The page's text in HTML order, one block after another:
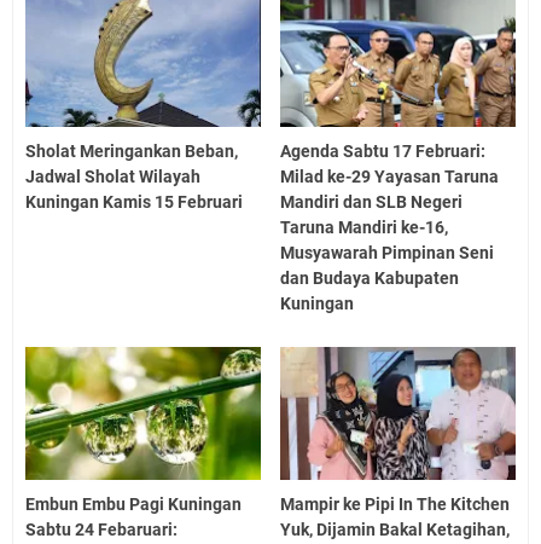
Sholat Meringankan Beban,
Jadwal Sholat Wilayah
Kuningan Kamis 15 Februari
Agenda Sabtu 17 Februari:
Milad ke-29 Yayasan Taruna
Mandiri dan SLB Negeri
Taruna Mandiri ke-16,
Musyawarah Pimpinan Seni
dan Budaya Kabupaten
Kuningan
Embun Embu Pagi Kuningan
Sabtu 24 Febaruari:
Mampir ke Pipi In The Kitchen
Yuk, Dijamin Bakal Ketagihan,